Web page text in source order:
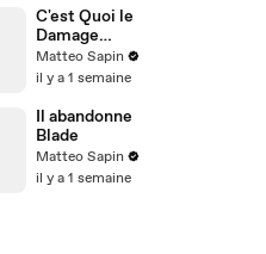
Bush’s Texas
funeral
C'est Quoi le
Damage
Control ?
Matteo Sapin
il y a 1 semaine
Il abandonne
Blade
Matteo Sapin
il y a 1 semaine